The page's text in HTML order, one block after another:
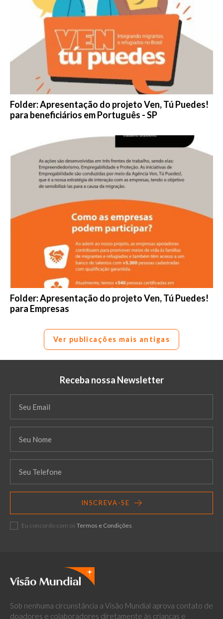
Folder: Apresentação do projeto Ven, Tú Puedes!
para beneficiários em Português - SP
Folder: Apresentação do projeto Ven, Tú Puedes!
para Empresas
Ver publicações mais antigas
Receba nossa Newsletter
INSCREVA-SE
Eu concordo com os Termos e Condições
Sob nenhuma circunstância a Visão Mundial aprova contato de
doadores e colaboradores diretamente às crianças e